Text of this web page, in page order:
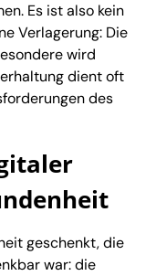
Es ist also kein
Verlagerung: Die
wird
dient oft
des
geschenkt, die
war: die